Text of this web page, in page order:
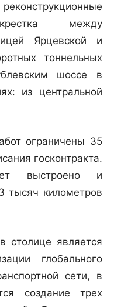
между
Ярцевской и
тоннельных
шоссе в
из центральной
ограничены 35
госконтракта.
выстроено и
тысяч километров
является
глобального
сети, в
создание трех